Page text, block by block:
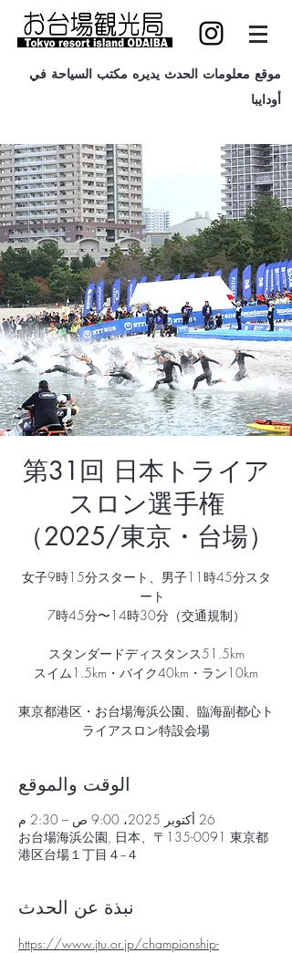
موقع معلومات الحدث يديره مكتب السياحة في
أودايبا
第31回 日本トライア
スロン選手権
（2025/東京・台場）
女子9時15分スタート、男子11時45分スタ
東京都港区・お台場海浜公園、臨海副都心ト
ライアスロン特設会場
الوقت والموقع
26 أكتوبر 2025، 9:00 ص – 2:30 م
お台場海浜公園, 日本、〒135-0091 東京都
港区台場１丁目４−４
نبذة عن الحدث
https://www.jtu.or.jp/championship-